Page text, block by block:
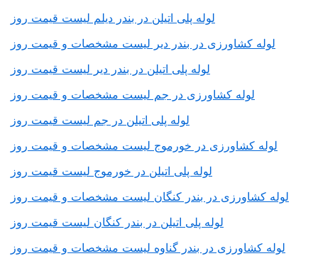
لوله پلی اتیلن در بندر دیلم لیست قیمت روز
لوله کشاورزی در بندر دیر لیست مشخصات و قیمت روز
لوله پلی اتیلن در بندر دیر لیست قیمت روز
لوله کشاورزی در جم لیست مشخصات و قیمت روز
لوله پلی اتیلن در جم لیست قیمت روز
لوله کشاورزی در خورموج لیست مشخصات و قیمت روز
لوله پلی اتیلن در خورموج لیست قیمت روز
لوله کشاورزی در بندر کنگان لیست مشخصات و قیمت روز
لوله پلی اتیلن در بندر کنگان لیست قیمت روز
لوله کشاورزی در بندر گناوه لیست مشخصات و قیمت روز